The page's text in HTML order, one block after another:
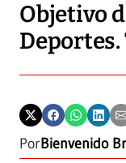
Objetivo
Deportes.
PorBienvenido